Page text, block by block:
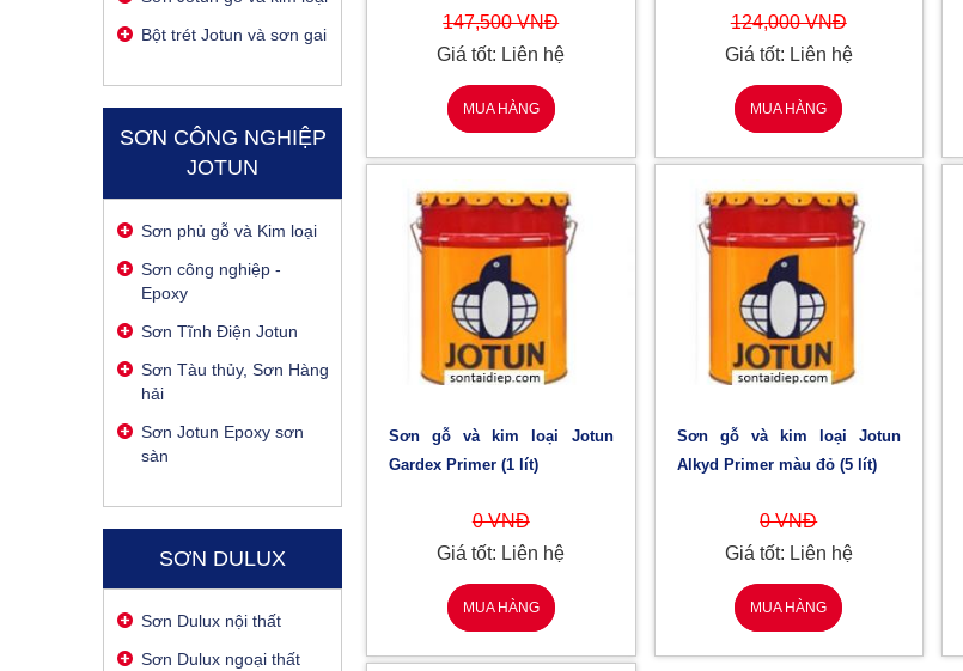
Bột trét Jotun và sơn gai
SƠN CÔNG NGHIỆP
JOTUN
Sơn phủ gỗ và Kim loại
Sơn công nghiệp -
Epoxy
Sơn Tĩnh Điện Jotun
Sơn Tàu thủy, Sơn Hàng
hải
Sơn Jotun Epoxy sơn
sàn
SƠN DULUX
Sơn Dulux nội thất
Sơn Dulux ngoại thất
147,500 VNĐ
Giá tốt: Liên hệ
MUA HÀNG
124,000 VNĐ
Giá tốt: Liên hệ
MUA HÀNG
Sơn gỗ và kim loại Jotun
Gardex Primer (1 lít)
0 VNĐ
Giá tốt: Liên hệ
MUA HÀNG
Sơn gỗ và kim loại Jotun
Alkyd Primer màu đỏ (5 lít)
0 VNĐ
Giá tốt: Liên hệ
MUA HÀNG